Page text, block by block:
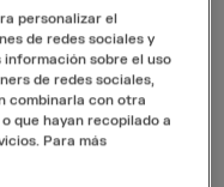
personalizar el
de redes sociales y
sobre el uso
de redes sociales,
combinarla con otra
que hayan recopilado a
Para más